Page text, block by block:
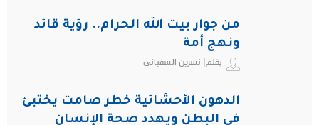
من جوار بيت الله الحرام.. رؤية قائد
ونهج أمة
بقلم| نسرين السفياني
الدهون الأحشائية خطر صامت يختبئ
في البطن ويهدد صحة الإنسان